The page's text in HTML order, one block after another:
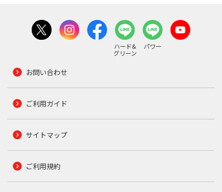
ハード&
グリーン
パワー
お問い合わせ
ご利用ガイド
サイトマップ
ご利用規約